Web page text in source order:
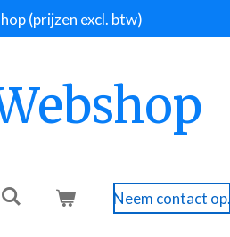
(prijzen excl. btw)
Neem contact op.